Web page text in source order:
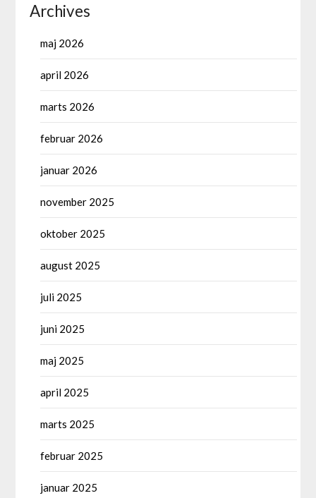
Archives
maj 2026
april 2026
marts 2026
februar 2026
januar 2026
november 2025
oktober 2025
august 2025
juli 2025
juni 2025
maj 2025
april 2025
marts 2025
februar 2025
januar 2025